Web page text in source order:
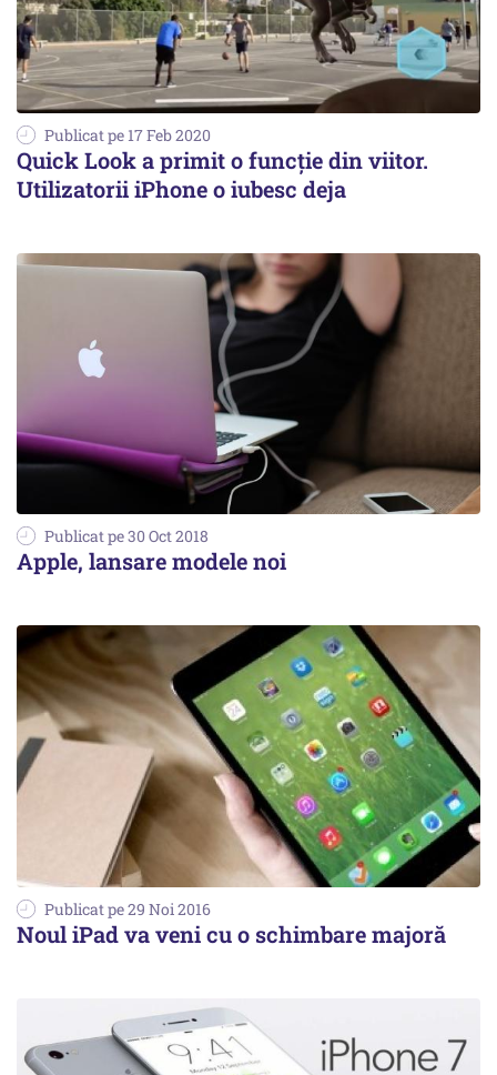
Publicat pe 17 Feb 2020
Quick Look a primit o funcție din viitor.
Utilizatorii iPhone o iubesc deja
Publicat pe 30 Oct 2018
Apple, lansare modele noi
Publicat pe 29 Noi 2016
Noul iPad va veni cu o schimbare majoră